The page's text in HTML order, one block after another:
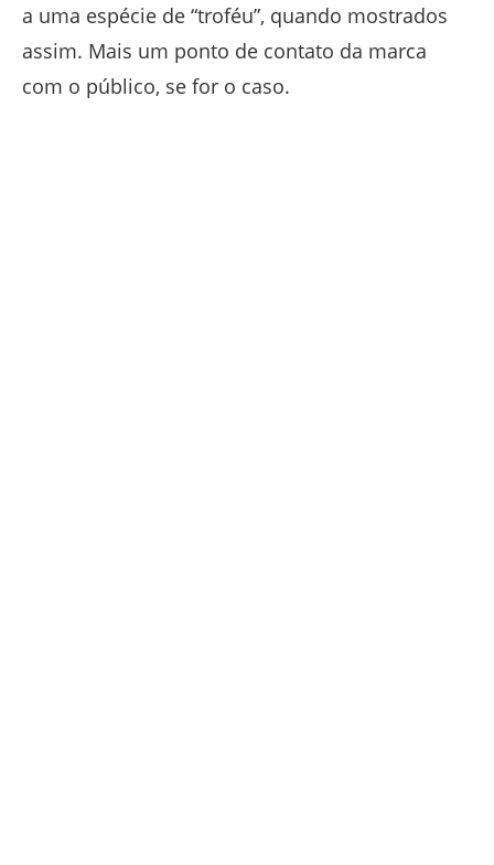
a uma espécie de “troféu”, quando mostrados
assim. Mais um ponto de contato da marca
com o público, se for o caso.